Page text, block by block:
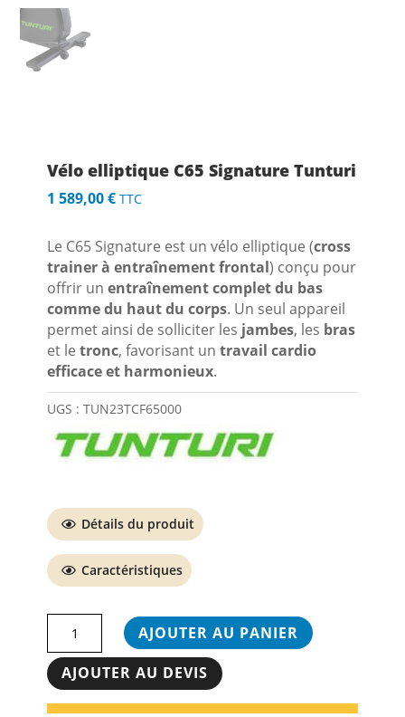
Vélo elliptique C65 Signature Tunturi
1 589,00€ TTC
Le C65 Signature est un vélo elliptique (cross
trainer à entraînement frontal) conçu pour
offrir unentraînement complet du bas
comme du haut du corps. Un seul appareil
permet ainsi de solliciter les jambes, les bras
et letronc, favorisant untravail cardio
efficace et harmonieux.
UGS :TUN23TCF65000
Détails du produit
Caractéristiques
Vélo
elliptique
C65
AJOUTER AU PANIER
AJOUTER AU DEVIS